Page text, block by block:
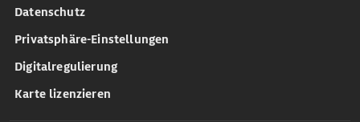
Datenschutz
Privatsphäre-Einstellungen
Digitalregulierung
Karte lizenzieren